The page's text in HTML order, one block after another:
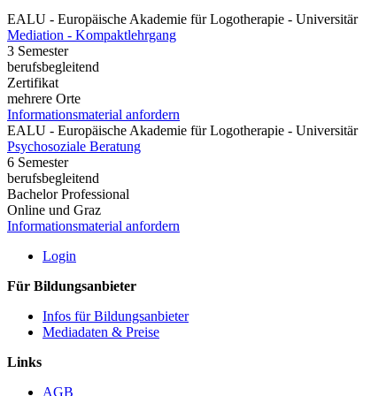
EALU - Europäische Akademie für Logotherapie - Universitär
Mediation - Kompaktlehrgang
3 Semester
berufsbegleitend
Zertifikat
mehrere Orte
Informationsmaterial anfordern
EALU - Europäische Akademie für Logotherapie - Universitär
Psychosoziale Beratung
6 Semester
berufsbegleitend
Bachelor Professional
Online und Graz
Informationsmaterial anfordern
Login
Für Bildungsanbieter
Infos für Bildungsanbieter
Mediadaten & Preise
Links
AGB